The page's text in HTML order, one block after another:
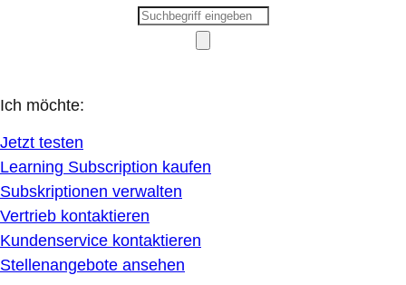
Ich möchte:
Jetzt testen
Learning Subscription kaufen
Subskriptionen verwalten
Vertrieb kontaktieren
Kundenservice kontaktieren
Stellenangebote ansehen